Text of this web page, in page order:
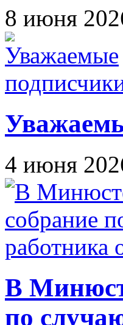
8 июня
4 июня
В
по